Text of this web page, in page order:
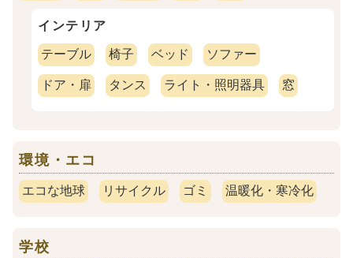
インテリア
テーブル 椅子 ベッド ソファー
ドア・扉 タンス ライト・照明器具 窓
環境・エコ
エコな地球 リサイクル ゴミ 温暖化・寒冷化
学校